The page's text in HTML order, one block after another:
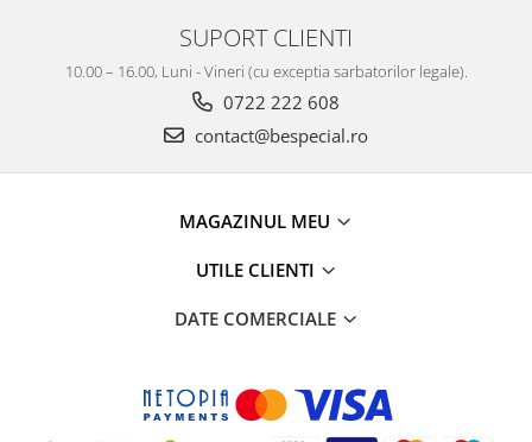
SUPORT CLIENTI
10.00 – 16.00, Luni - Vineri (cu exceptia sarbatorilor legale).
0722 222 608
contact@bespecial.ro
MAGAZINUL MEU
UTILE CLIENTI
DATE COMERCIALE